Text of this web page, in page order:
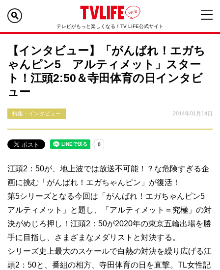
テレビがもっと楽しくなる！TV LIFE公式サイト
【インタビュー】「がんばれ！エガち
ゃんピン5 アルティメット」スター
ト！江頭2:50＆寺田体育の日インタビ
ュー
特集・インタビュー 2014年01月14日
江頭2：50が、地上波では放送不可能！？な危険すぎる企
画に挑む「がんばれ！エガちゃんピン」が復活！
第5シリーズとなる今回は「がんばれ！エガちゃんピン5
アルティメット」と題し、「アルティメット＝究極」の対
決がめじろ押し！江頭2：50が2020年の東京五輪出場を勝
手に目指し、さまざまなメダリストと対決する。
シリーズ史上最大のスケールで白熱の対決を繰り広げる江
頭2：50と、番組の相方、寺田体育の日を直撃。TL女性記